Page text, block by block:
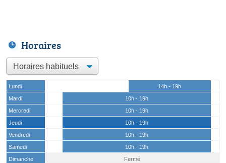
Horaires
Lundi
14h - 19h
Mardi
10h - 19h
Mercredi
10h - 19h
Jeudi
10h - 19h
Vendredi
10h - 19h
Samedi
10h - 19h
Dimanche
Fermé